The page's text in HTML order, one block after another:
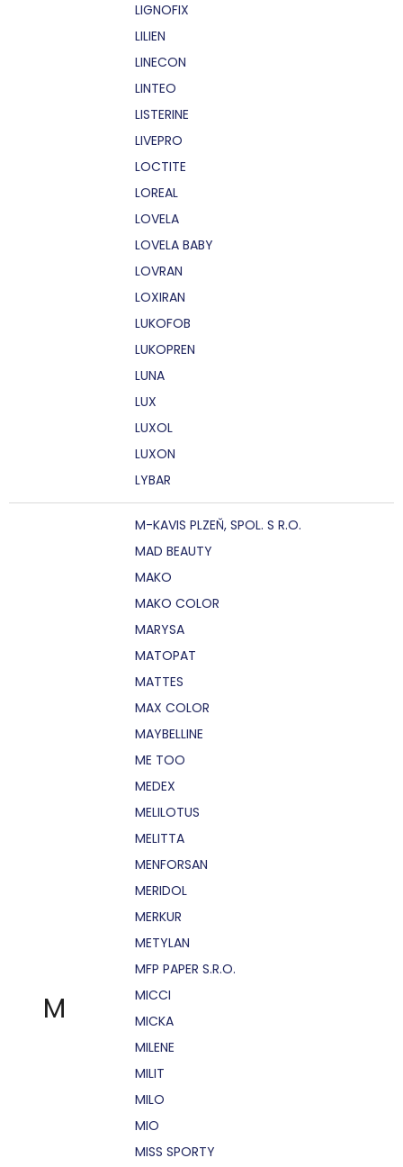
LIGNOFIX
LILIEN
LINECON
LINTEO
LISTERINE
LIVEPRO
LOCTITE
LOREAL
LOVELA
LOVELA BABY
LOVRAN
LOXIRAN
LUKOFOB
LUKOPREN
LUNA
LUX
LUXOL
LUXON
LYBAR
M
M-KAVIS PLZEŇ, SPOL. S R.O.
MAD BEAUTY
MAKO
MAKO COLOR
MARYSA
MATOPAT
MATTES
MAX COLOR
MAYBELLINE
ME TOO
MEDEX
MELILOTUS
MELITTA
MENFORSAN
MERIDOL
MERKUR
METYLAN
MFP PAPER S.R.O.
MICCI
MICKA
MILENE
MILIT
MILO
MIO
MISS SPORTY